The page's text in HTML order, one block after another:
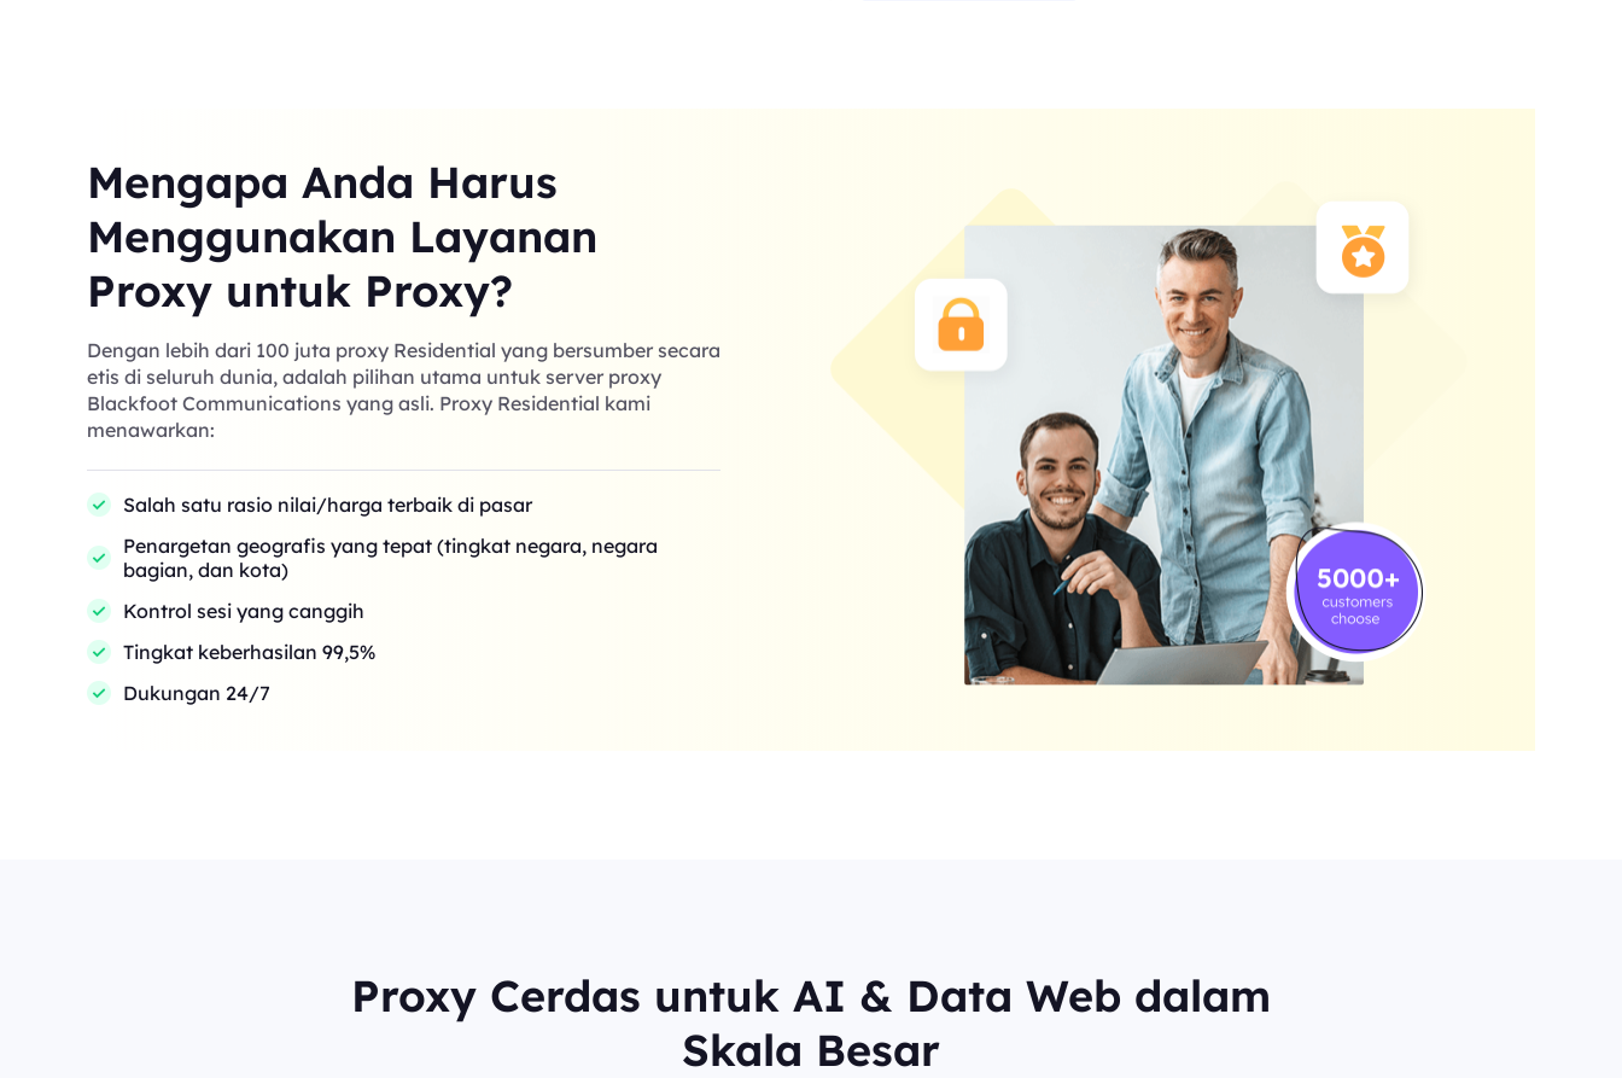
Mengapa Anda Harus
Menggunakan Layanan
Proxy untuk Proxy?
Dengan lebih dari 100 juta proxy Residential yang bersumber secara
etis di seluruh dunia, adalah pilihan utama untuk server proxy
Blackfoot Communications yang asli. Proxy Residential kami
menawarkan:
Salah satu rasio nilai/harga terbaik di pasar
Penargetan geografis yang tepat (tingkat negara, negara
bagian, dan kota)
Kontrol sesi yang canggih
Tingkat keberhasilan 99,5%
Dukungan 24/7
Proxy Cerdas untuk AI & Data Web dalam
Skala Besar